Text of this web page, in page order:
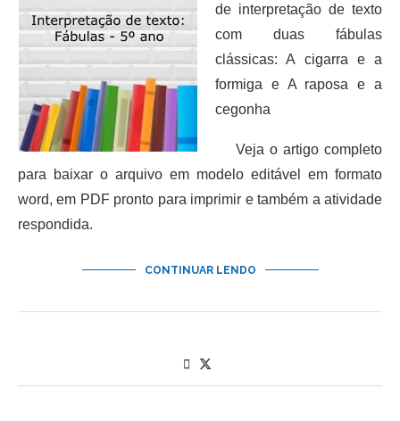
de interpretação de texto
com duas fábulas
clássicas: A cigarra e a
formiga e A raposa e a
cegonha
Veja o artigo completo
para baixar o arquivo em modelo editável em formato
word, em PDF pronto para imprimir e também a atividade
respondida.
CONTINUAR LENDO